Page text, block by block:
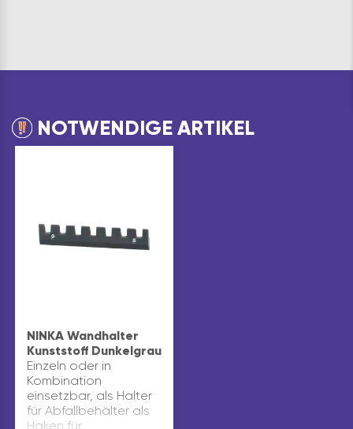
NOTWENDIGE ARTIKEL
NINKA Wandhalter
Kunststoff Dunkelgrau
Einzeln oder in
Kombination
einsetzbar, als Halter
für Abfallbehälter als
Haken für